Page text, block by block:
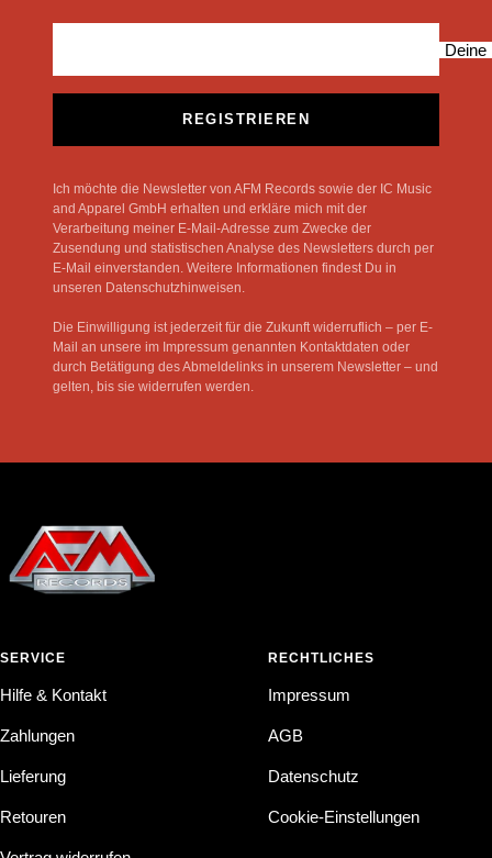
Deine
REGISTRIEREN
Ich möchte die Newsletter von AFM Records sowie der IC Music
and Apparel GmbH erhalten und erkläre mich mit der
Verarbeitung meiner E-Mail-Adresse zum Zwecke der
Zusendung und statistischen Analyse des Newsletters durch per
E-Mail einverstanden. Weitere Informationen findest Du in
unseren Datenschutzhinweisen.
Die Einwilligung ist jederzeit für die Zukunft widerruflich – per E-
Mail an unsere im Impressum genannten Kontaktdaten oder
durch Betätigung des Abmeldelinks in unserem Newsletter – und
gelten, bis sie widerrufen werden.
SERVICE
Hilfe & Kontakt
Zahlungen
Lieferung
Retouren
RECHTLICHES
Impressum
AGB
Datenschutz
Cookie-Einstellungen